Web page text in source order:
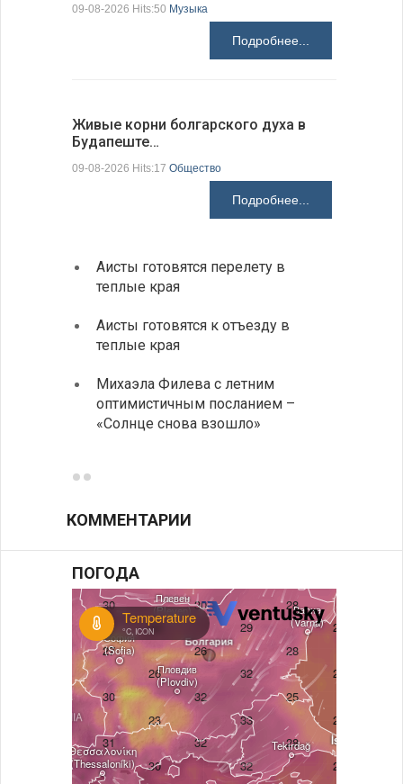
09-08-2026 Hits:50 Музыка
Подробнее...
Живые корни болгарского духа в
Будапеште…
09-08-2026 Hits:17 Общество
Подробнее...
Аисты готовятся перелету в
теплые края
Аисты готовятся к отъезду в
теплые края
Михаэла Филева с летним
оптимистичным посланием –
«Солнце снова взошло»
КОММЕНТАРИИ
ПОГОДА